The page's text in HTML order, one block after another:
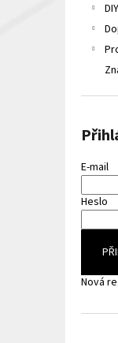
DIY
E-mail
Heslo
Nová
149 Kč